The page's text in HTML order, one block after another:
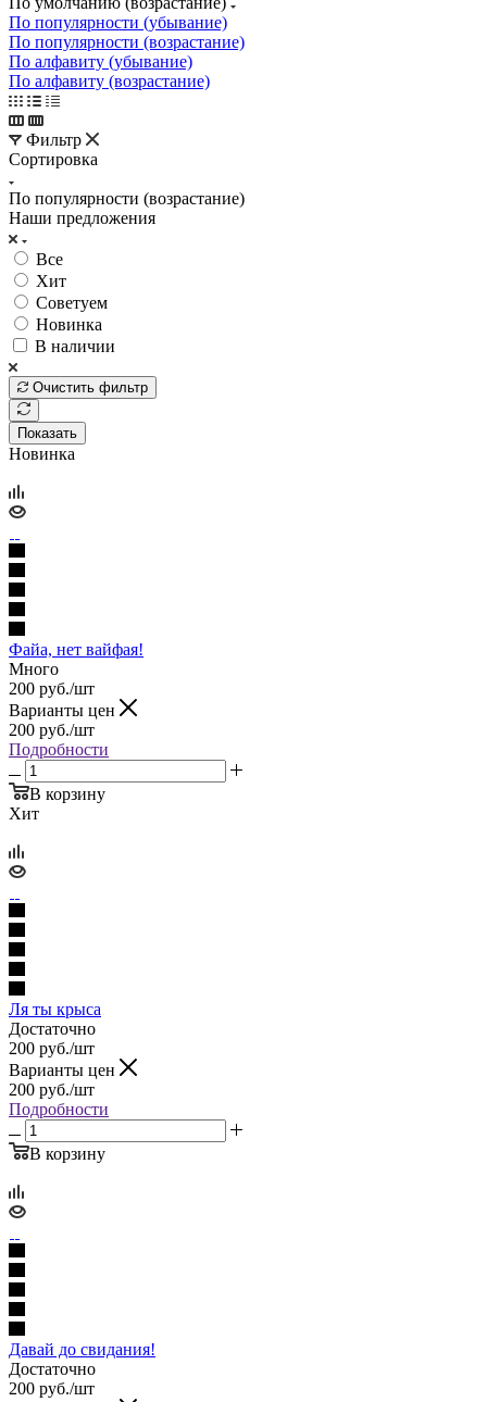
По популярности (убывание)
По популярности (возрастание)
По алфавиту (убывание)
По алфавиту (возрастание)
Фильтр
Сортировка
По популярности (возрастание)
Наши предложения
Все
Хит
Советуем
Новинка
В наличии
Очистить фильтр
Показать
Новинка
Файа, нет вайфая!
Много
200 руб./шт
Варианты цен
200 руб./шт
Подробности
В корзину
Хит
Ля ты крыса
Достаточно
200 руб./шт
Варианты цен
200 руб./шт
Подробности
В корзину
Давай до свидания!
Достаточно
200 руб./шт